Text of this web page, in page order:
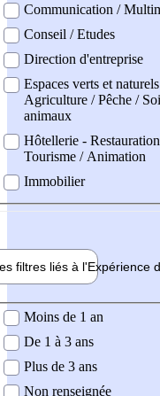
Communication /
Conseil / Etudes
Direction d'entreprise
Espaces verts et
Agriculture / Pêche /
animaux
Hôtellerie -
Tourisme / Animation
Immobilier
filtres liés à l'Expérience
demandée
Moins de 1 an
De 1 à 3 ans
Plus de 3 ans
Non renseignée